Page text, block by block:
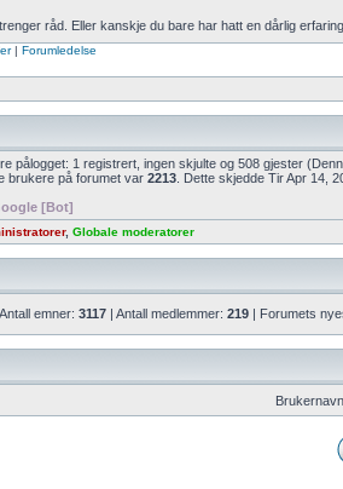
råd. Eller kanskje du bare har hatt en dårlig
| Forumledelse
pålogget: 1 registrert, ingen skjulte og 508 gjester
brukere på forumet var 2213 . Dette skjedde Tir Apr 14,
[Bot]
, Globale moderatorer
emner: 3117 | Antall medlemmer: 219 | Forumets